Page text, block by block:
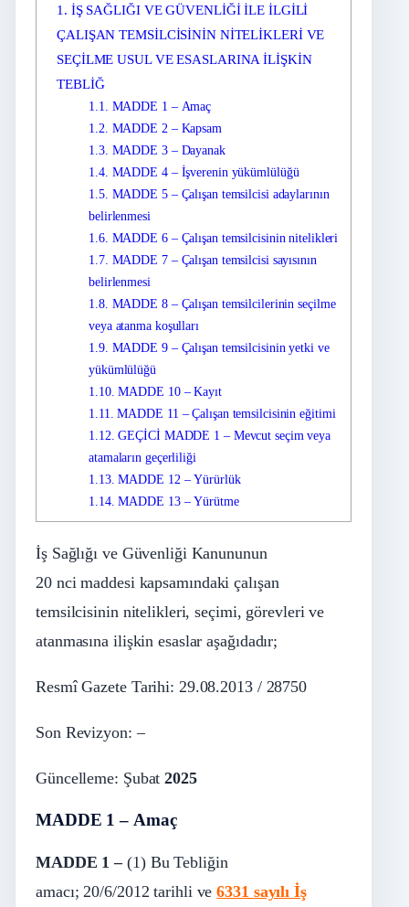
1. İŞ SAĞLIĞI VE GÜVENLİĞİ İLE İLGİLİ
ÇALIŞAN TEMSİLCİSİNİN NİTELİKLERİ VE
SEÇİLME USUL VE ESASLARINA İLİŞKİN
TEBLİĞ
1.1.
MADDE 1 – Amaç
1.2. MADDE 2 – Kapsam
1.3. MADDE 3 – Dayanak
1.4. MADDE 4 – İşverenin yükümlülüğü
1.5. MADDE 5 – Çalışan temsilcisi adaylarının
belirlenmesi
1.6. MADDE 6 – Çalışan temsilcisinin nitelikleri
1.7. MADDE 7 – Çalışan temsilcisi sayısının
belirlenmesi
1.8. MADDE 8 – Çalışan temsilcilerinin seçilme
veya atanma koşulları
1.9. MADDE 9 – Çalışan temsilcisinin yetki ve
yükümlülüğü
1.10. MADDE 10 – Kayıt
1.11. MADDE 11 – Çalışan temsilcisinin eğitimi
1.12. GEÇİCİ MADDE 1 – Mevcut seçim veya
atamaların geçerliliği
1.13. MADDE 12 – Yürürlük
1.14. MADDE 13 – Yürütme
İş Sağlığı ve Güvenliği Kanununun
20 ncimaddesi kapsamındaki çalışan
temsilcisinin nitelikleri, seçimi, görevleri ve
atanmasına ilişkin esaslar aşağıdadır;
Resmî Gazete Tarihi: 29.08.2013 / 28750
Son Revizyon: –
Güncelleme: Şubat2025
MADDE 1 – Amaç
MADDE 1 –(1) Bu Tebliğin
amacı;20/6/2012 tarihli ve 6331 sayılı İş